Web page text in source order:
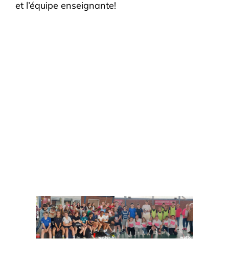
et l’équipe enseignante!